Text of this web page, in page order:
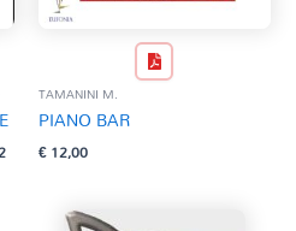
TAMANINI M.
PIANO BAR
€12,00